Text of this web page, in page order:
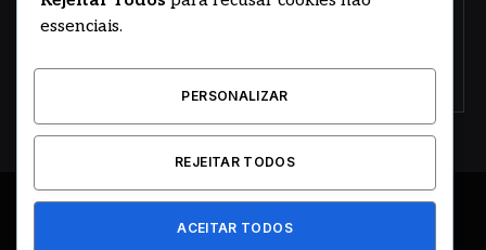
© 2026
essenciais.
PERSONALIZAR
REJEITAR TODOS
ACEITAR TODOS